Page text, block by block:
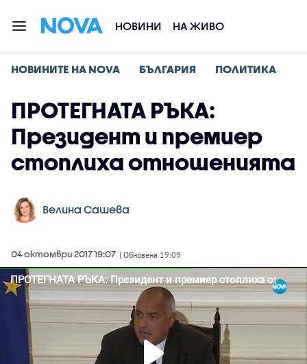
НОВИНИ НА ЖИВО
НОВИНИТЕ НА NOVA БЪЛГАРИЯ ПОЛИТИКА
ПРОТЕГНАТА РЪКА:
Президент и премиер
стоплиха отношенията
Велина Сашева
04 октомври 2017 19:07 | Обновена 19:09